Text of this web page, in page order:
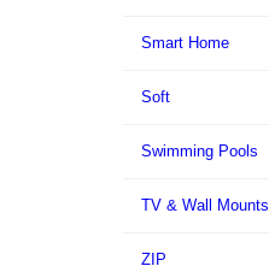
Smart Home
Soft
Swimming Pools
TV & Wall Mounts
ZIP